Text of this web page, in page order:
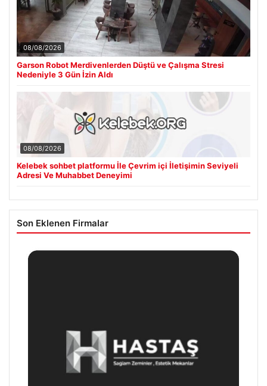
08/08/2026
Garson Robot Merdivenlerden Düştü ve Çalışma Stresi
Nedeniyle 3 Gün İzin Aldı
08/08/2026
Kelebek sohbet platformu İle Çevrim içi İletişimin Seviyeli
Adresi Ve Muhabbet Deneyimi
Son Eklenen Firmalar